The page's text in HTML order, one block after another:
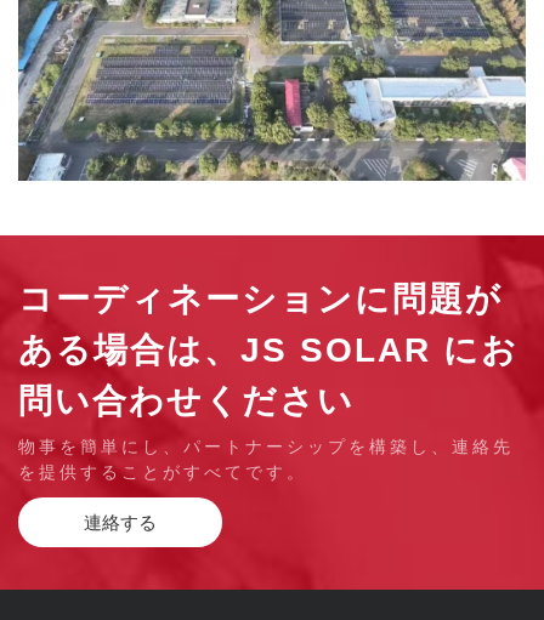
コーディネーションに問題が
ある場合は、JS SOLAR にお
問い合わせください
物事を簡単にし、パートナーシップを構築し、連絡先
を提供することがすべてです。
連絡する